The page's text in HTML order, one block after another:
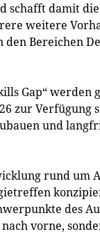
damit
weitere
Bereichen
Gap“ werden
zur Verfügung
und
rund um
des
vorne,